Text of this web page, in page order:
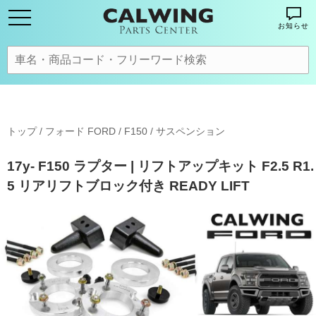
お知らせ
トップ/ フォード FORD / F150 / サスペンション
17y- F150 ラプター | リフトアップキット F2.5 R1.
5 リアリフトブロック付き READY LIFT